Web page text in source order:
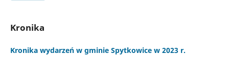
Kronika
Kronika wydarzeń w gminie Spytkowice w 2023 r.